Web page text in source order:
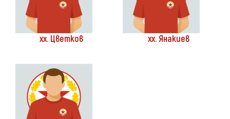
хх. Цветков хх. Янакиев